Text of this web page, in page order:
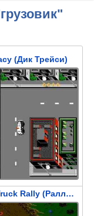
(Дик Трейси)
Monster Truck Rally (Ралли Грузовиков Монстров)